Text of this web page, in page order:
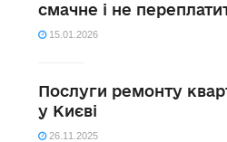
смачне і не
15.01.2026
Послуги ремонту
у Києві
26.11.2025